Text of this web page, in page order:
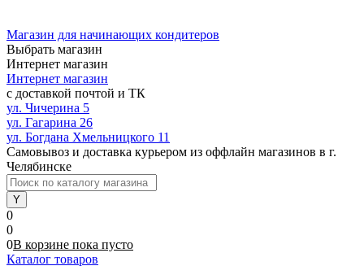
Магазин для начинающих кондитеров
Выбрать магазин
Интернет магазин
Интернет магазин
с доставкой почтой и ТК
ул. Чичерина 5
ул. Гагарина 26
ул. Богдана Хмельницкого 11
Самовывоз и доставка курьером из оффлайн магазинов в г.
Челябинске
0
0
0В корзине пока пусто
Каталог товаров